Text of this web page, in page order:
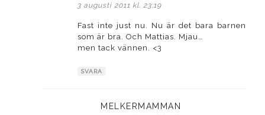
3 augusti 2011 kl. 23:19
Fast inte just nu. Nu är det bara barnen
som är bra. Och Mattias. Mjau…
men tack vännen. <3
SVARA
MELKERMAMMAN